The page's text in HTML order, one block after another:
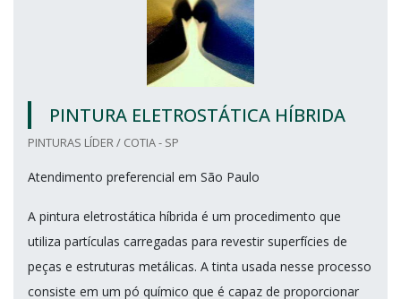
PINTURA ELETROSTÁTICA HÍBRIDA
PINTURAS LÍDER / COTIA - SP
Atendimento preferencial em São Paulo
A pintura eletrostática híbrida é um procedimento que
utiliza partículas carregadas para revestir superfícies de
peças e estruturas metálicas. A tinta usada nesse processo
consiste em um pó químico que é capaz de proporcionar